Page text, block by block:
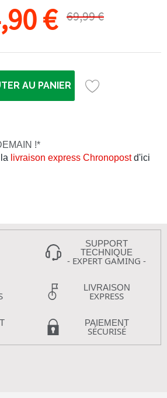
€ 69,99 €
AU PANIER
!*
livraison express Chronopostd'ici
SUPPORT
TECHNIQUE
- EXPERT GAMING -
LIVRAISON
EXPRESS
PAIEMENT
SÉCURISÉ